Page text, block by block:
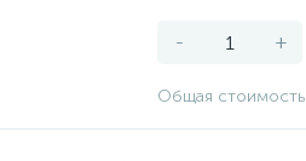
- +
Общая стоимость